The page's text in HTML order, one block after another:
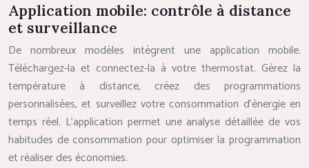
Application mobile: contrôle à distance
et surveillance
De nombreux modèles intègrent une application mobile.
Téléchargez-la et connectez-la à votre thermostat. Gérez la
température à distance, créez des programmations
personnalisées, et surveillez votre consommation d’énergie en
temps réel. L’application permet une analyse détaillée de vos
habitudes de consommation pour optimiser la programmation
et réaliser des économies.